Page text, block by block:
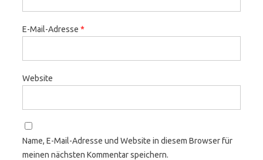
E-Mail-Adresse *
Website
Name, E-Mail-Adresse und Website in diesem Browser für
meinen nächsten Kommentar speichern.